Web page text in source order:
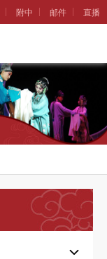
附中 邮件 直播